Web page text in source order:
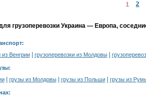
1 2
грузоперевозки Украина — Европа,
из Венгрии| грузоперевозки из Молдовы|
:
| грузы из Молдовы| грузы из Польши| грузы из
: